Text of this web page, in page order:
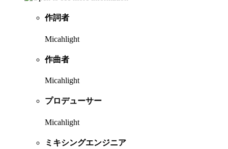
作詞者
Micahlight
作曲者
Micahlight
プロデューサー
Micahlight
ミキシングエンジニア